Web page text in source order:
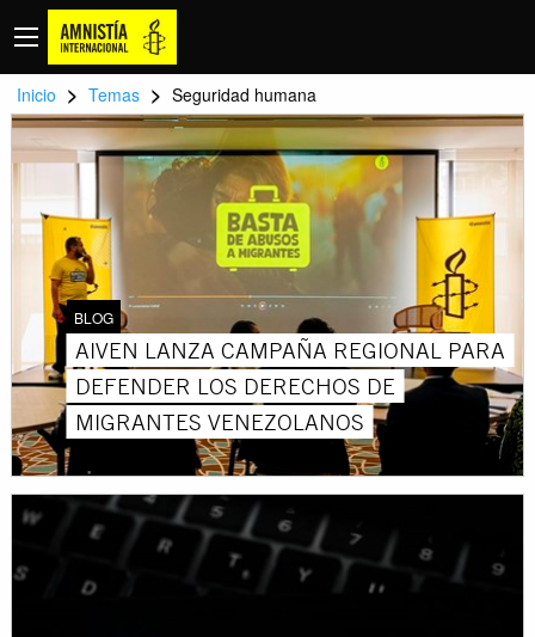
Inicio > Temas > Seguridad humana
BLOG
AIVEN LANZA CAMPAÑA REGIONAL PARA
DEFENDER LOS DERECHOS DE
MIGRANTES VENEZOLANOS